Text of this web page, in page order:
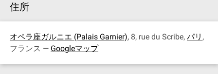
住所
オペラ座ガルニエ (Palais Garnier), 8, rue du Scribe, パリ ,
フランス — Googleマップ